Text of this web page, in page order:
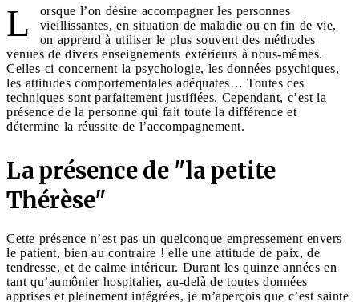
L
orsque l’on désire accompagner les personnes
vieillissantes, en situation de maladie ou en fin de vie,
on apprend à utiliser le plus souvent des méthodes
venues de divers enseignements extérieurs à nous-mêmes.
Celles-ci concernent la psychologie, les données psychiques,
les attitudes comportementales adéquates… Toutes ces
techniques sont parfaitement justifiées. Cependant, c’est la
présence de la personne qui fait toute la différence et
détermine la réussite de l’accompagnement.
La présence de "la petite
Thérèse"
Cette présence n’est pas un quelconque empressement envers
le patient, bien au contraire ! elle une attitude de paix, de
tendresse, et de calme intérieur. Durant les quinze années en
tant qu’aumônier hospitalier, au-delà de toutes données
apprises et pleinement intégrées, je m’aperçois que c’est sainte